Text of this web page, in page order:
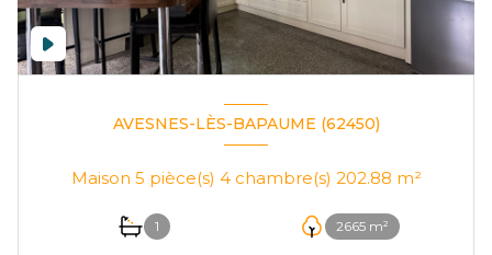
AVESNES-LÈS-BAPAUME (62450)
Maison 5 pièce(s) 4 chambre(s) 202.88 m²
1 2665 m²